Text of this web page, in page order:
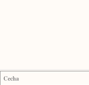
Cecha